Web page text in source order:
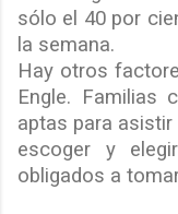
sólo el 40 por
la semana.
Hay otros
Engle. Familias
aptas para
escoger y
obligados a